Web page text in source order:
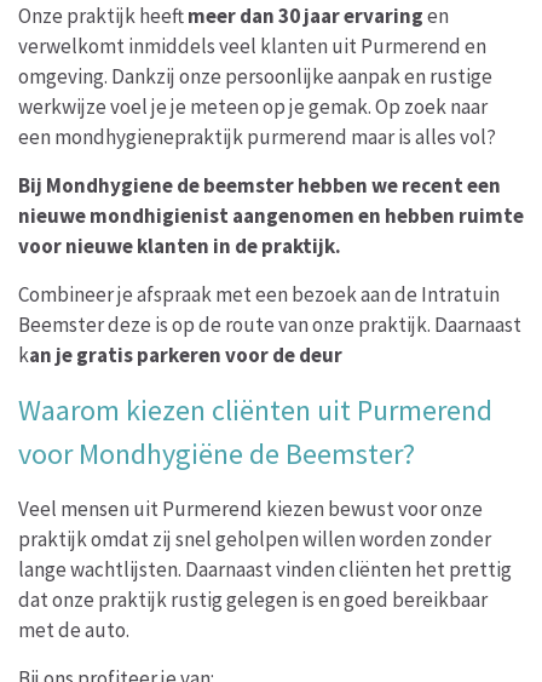
Onze praktijk heeftmeer dan 30 jaar ervaringen
verwelkomt inmiddels veel klanten uit Purmerend en
omgeving. Dankzij onze persoonlijke aanpak en rustige
werkwijze voel je je meteen op je gemak. Op zoek naar
een mondhygienepraktijk purmerend maar is alles vol?
Bij Mondhygiene de beemster hebben we recent een
nieuwe mondhigienist aangenomen en hebben ruimte
voor nieuwe klanten in de praktijk.
Combineer je afspraak met een bezoek aan de Intratuin
Beemster deze is op de route van onze praktijk. Daarnaast
kan je gratis parkeren voor de deur
Waarom kiezen cliënten uit Purmerend
voor Mondhygiëne de Beemster?
Veel mensen uit Purmerend kiezen bewust voor onze
praktijk omdat zij snel geholpen willen worden zonder
lange wachtlijsten. Daarnaast vinden cliënten het prettig
dat onze praktijk rustig gelegen is en goed bereikbaar
met de auto.